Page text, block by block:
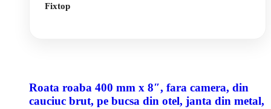
Fixtop
Roata roaba 400 mm x 8″, fara camera, din
cauciuc brut, pe bucsa din otel, janta din metal,